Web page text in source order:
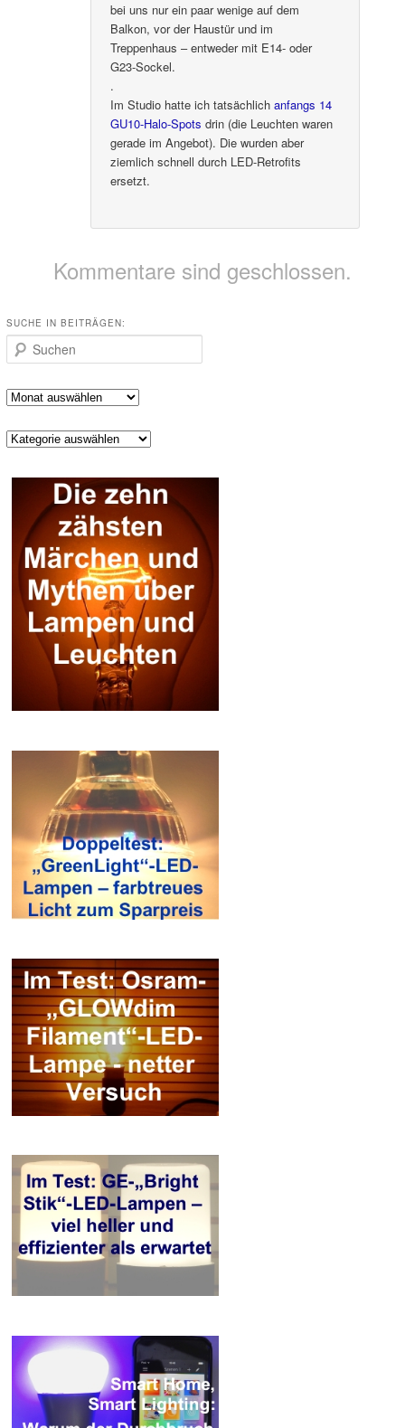
bei uns nur ein paar wenige auf dem
Balkon, vor der Haustür und im
Treppenhaus – entweder mit E14- oder
G23-Sockel.
.
Im Studio hatte ich tatsächlichanfangs 14
GU10-Halo-Spots drin (die Leuchten waren
gerade im Angebot). Die wurden aber
ziemlich schnell durch LED-Retrofits
ersetzt.
Kommentare sind geschlossen.
SUCHE IN BEITRÄGEN:
Suchen